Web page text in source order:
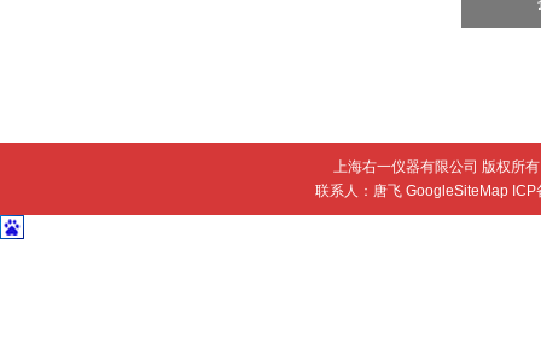
上海右一仪器有限公司 版权所
联系人：唐飞GoogleSiteMap